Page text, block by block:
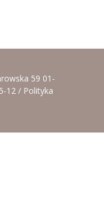
59 01-
12 / Polityka